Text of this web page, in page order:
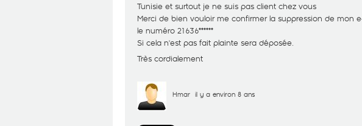
Tunisie et surtout je ne suis pas client chez vous
Merci de bien vouloir me confirmer la suppression de mon
le numéro 21636******
Si cela n'est pas fait plainte sera déposée.
Très cordialement
Hmar il y a environ 8 ans